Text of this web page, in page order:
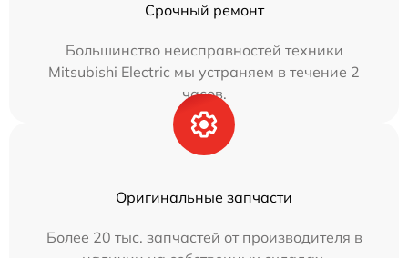
Срочный ремонт
Большинство неисправностей техники
Mitsubishi Electric мы устраняем в течение 2
часов.
Оригинальные запчасти
Более 20 тыс. запчастей от производителя в